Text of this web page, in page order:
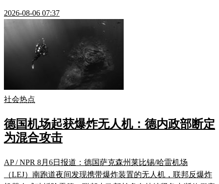
2026-08-06 07:37
社会热点
德国机场起获爆炸无人机：德内政部断定
为混合攻击
AP / NPR 8月6日报道：德国萨克森州莱比锡/哈雷机场
（LEJ）南跑道夜间发现携带爆炸装置的无人机，联邦反爆炸